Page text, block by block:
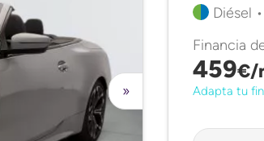
»
Diésel
Financia
459€/
Adapta tu